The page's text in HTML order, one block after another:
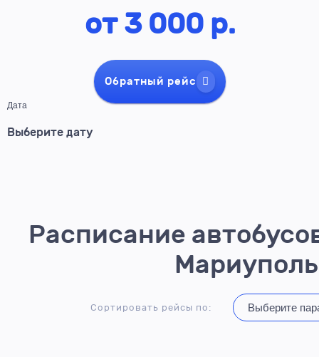
от 3 000 р.
Обратный рейс
Дата
Расписание
Мариуполь
Сортировать рейсы по: